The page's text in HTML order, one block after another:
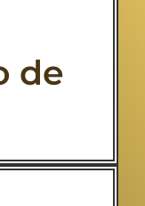
de